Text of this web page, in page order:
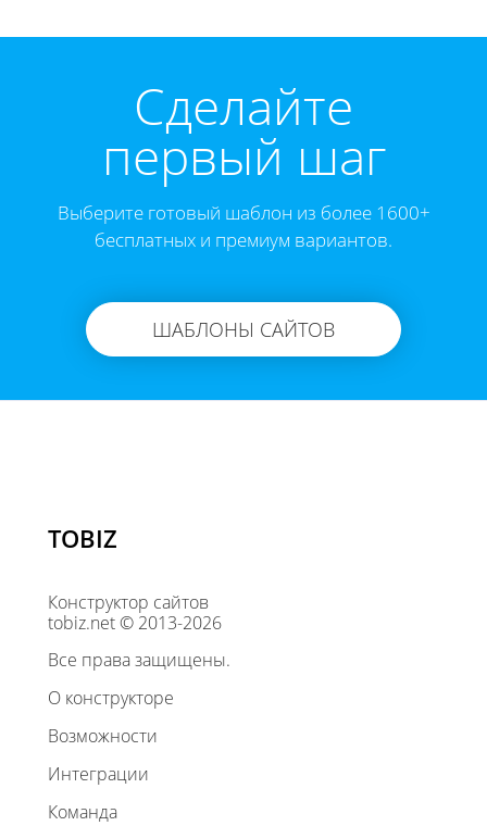
Cделайте
первый шаг
Выберите готовый шаблон из более 1600+
бесплатных и премиум вариантов.
ШАБЛОНЫ САЙТОВ
TOBIZ
Конструктор сайтов
tobiz.net © 2013-2026
Все права защищены.
О конструкторе
Возможности
Интеграции
Команда